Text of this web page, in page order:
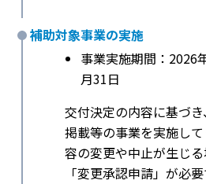
補助対象事業の実施
事業実施期間：2026
月31日
交付決定の内容に基づ
掲載等の事業を実施し
容の変更や中止が生じ
「変更承認申請」が必要